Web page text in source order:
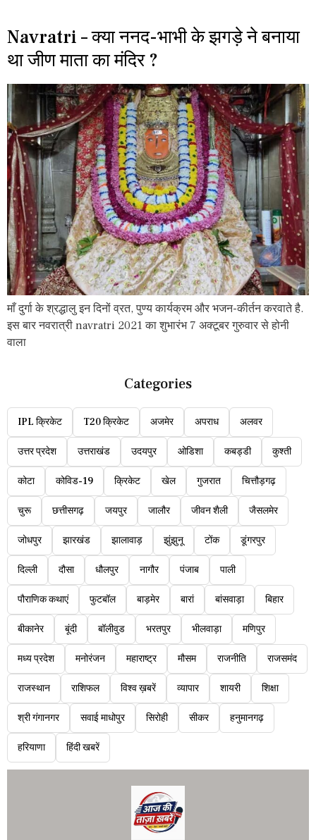
Navratri – क्या ननद-भाभी के झगड़े ने बनाया
था जीण माता का मंदिर ?
माँ दुर्गा के श्रद्धालु इन दिनों व्रत, पुण्य कार्यक्रम और भजन-कीर्तन करवाते है.
इस बार नवरात्री navratri 2021 का शुभारंभ 7 अक्टूबर गुरुवार से होनी
वाला
Categories
IPL क्रिकेट T20 क्रिकेट अजमेर अपराध अलवर
उत्तर प्रदेश उत्तराखंड उदयपुर ओडिशा कबड्डी कुश्ती
कोटा कोविड-19 क्रिकेट खेल गुजरात चित्तौड़गढ़
चुरू छत्तीसगढ़ जयपुर जालौर जीवन शैली जैसलमेर
जोधपुर झारखंड झालावाड़ झुंझुनू टोंक डूंगरपुर
दिल्ली दौसा धौलपुर नागौर पंजाब पाली
पौराणिक कथाएं फुटबॉल बाड़मेर बारां बांसवाड़ा बिहार
बीकानेर बूंदी बॉलीवुड भरतपुर भीलवाड़ा मणिपुर
मध्य प्रदेश मनोरंजन महाराष्ट्र मौसम राजनीति राजसमंद
राजस्थान राशिफल विश्व ख़बरें व्यापार शायरी शिक्षा
श्री गंगानगर सवाई माधोपुर सिरोही सीकर हनुमानगढ़
हरियाणा हिंदी खबरें